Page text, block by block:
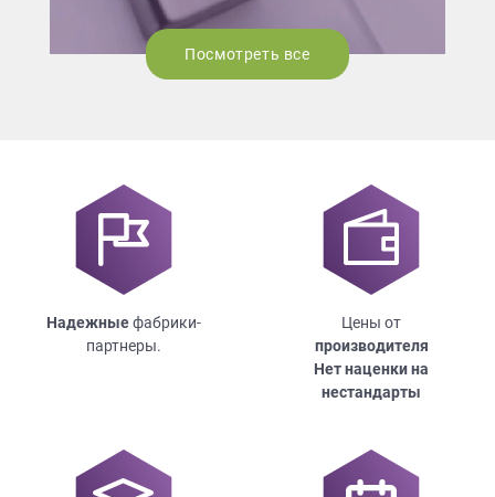
Посмотреть все
Надежныефабрики-
партнеры.
Цены от
производителя
Нет наценки на
нестандарты